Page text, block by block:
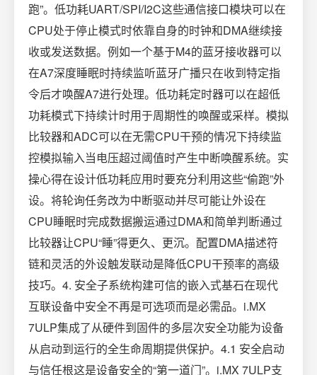
跑”。低功耗UART/SPI/I2C这些通信接口模块可以在
CPU处于停止模式时依靠自身的时钟和DMA继续接
收或发送数据。例如一个基于M4的蓝牙接收器可以
在A7深度睡眠时持续监听蓝牙广播只在收到特定指
令后才唤醒A7进行处理。低功耗定时器可以在超低
功耗模式下持续计时用于周期性的唤醒或采样。模拟
比较器和ADC可以在无需CPU干预的情况下持续监
控模拟输入当电压超过阈值时产生中断唤醒系统。实
操心得在设计低功耗应用时要充分利用这些“偷跑”外
设。将轮询任务改为中断驱动并尽可能让外设在
CPU睡眠时完成数据搬运通过DMA和简单判断通过
比较器让CPU“睡”得更久、更沉。配置DMA描述符
链和灵活的外设触发联动是降低CPU干预率的高级
技巧。4. 安全子系统构建可信的嵌入式基石在现代
互联设备中安全不再是可选项而是必需品。i.MX
7ULP集成了从硬件到固件的多层次安全功能为设备
从启动到运行的全生命周期提供保护。4.1 安全启动
与信任根这是设备安全的“第一道门”。i.MX 7ULP支